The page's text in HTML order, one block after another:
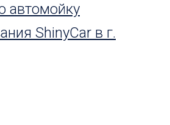
автомойку
ShinyCar в г.